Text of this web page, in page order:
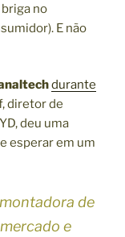
no
E não
durante
diretor de
deu uma
esperar em um
de
e